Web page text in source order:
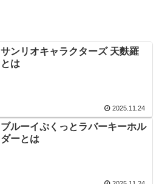
サンリオキャラクターズ 天麩羅
とは
2025.11.24
ブルーイぷくっとラバーキーホル
ダーとは